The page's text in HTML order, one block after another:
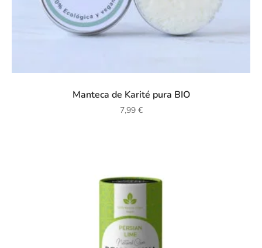
Manteca de Karité pura BIO
7,99 €